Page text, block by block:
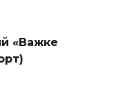
«Важке